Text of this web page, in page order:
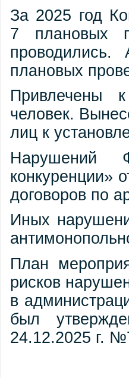
За 2025 год
7 плановых
плановых
Привлечены
человек.
лиц к
Нарушений
конкуренции»
договоров по
Иных
План
рисков
в
был
24.12.2025 г.